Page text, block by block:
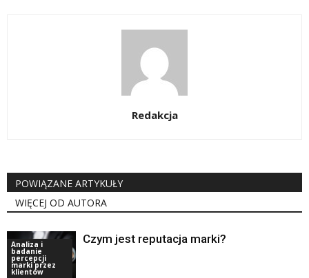
Redakcja
POWIĄZANE ARTYKUŁY
WIĘCEJ OD AUTORA
Analiza i
badanie
percepcji
marki przez
klientów
Czym jest reputacja marki?